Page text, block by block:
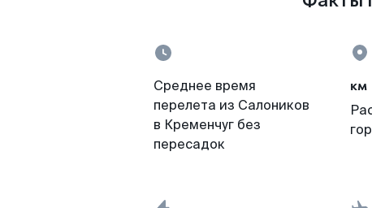
Среднее время
перелета из Салоников
в Кременчуг без
пересадок
км